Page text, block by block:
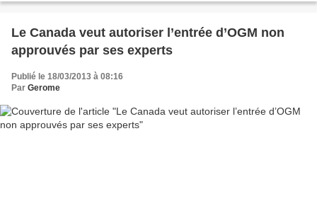
Le Canada veut autoriser l’entrée d’OGM non
approuvés par ses experts
Publié le 18/03/2013 à 08:16
Par Gerome